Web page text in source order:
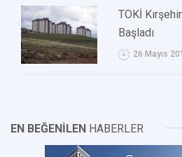
TOKİ
Başladı
26 Mayıs
EN BEĞENİLEN HABERLER